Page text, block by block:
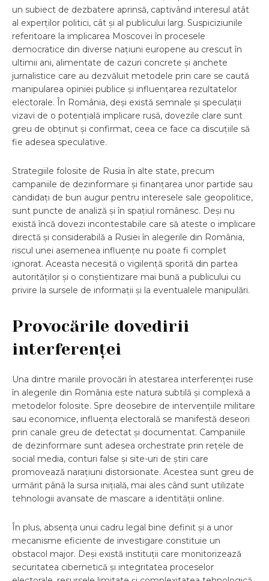
un subiect de dezbatere aprinsă, captivând interesul atât
al experților politici, cât și al publicului larg. Suspiciziunile
referitoare la implicarea Moscovei în procesele
democratice din diverse națiuni europene au crescut în
ultimii ani, alimentate de cazuri concrete și anchete
jurnalistice care au dezvăluit metodele prin care se caută
manipularea opiniei publice și influențarea rezultatelor
electorale. În România, deși există semnale și speculații
vizavi de o potențială implicare rusă, dovezile clare sunt
greu de obținut și confirmat, ceea ce face ca discuțiile să
fie adesea speculative.
Strategiile folosite de Rusia în alte state, precum
campaniile de dezinformare și finanțarea unor partide sau
candidați de bun augur pentru interesele sale geopolitice,
sunt puncte de analiză și în spațiul românesc. Deși nu
există încă dovezi incontestabile care să ateste o implicare
directă și considerabilă a Rusiei în alegerile din România,
riscul unei asemenea influențe nu poate fi complet
ignorat. Aceasta necesită o vigilență sporită din partea
autorităților și o conștientizare mai bună a publicului cu
privire la sursele de informații și la eventualele manipulări.
Provocările dovedirii
interferenței
Una dintre mariile provocări în atestarea interferenței ruse
în alegerile din România este natura subtilă și complexă a
metodelor folosite. Spre deosebire de intervențiile militare
sau economice, influența electorală se manifestă deseori
prin canale greu de detectat și documentat. Campaniile
de dezinformare sunt adesea orchestrate prin rețele de
social media, conturi false și site-uri de știri care
promovează narațiuni distorsionate. Acestea sunt greu de
urmărit până la sursa inițială, mai ales când sunt utilizate
tehnologii avansate de mascare a identității online.
În plus, absența unui cadru legal bine definit și a unor
mecanisme eficiente de investigare constituie un
obstacol major. Deși există instituții care monitorizează
securitatea cibernetică și integritatea proceselor